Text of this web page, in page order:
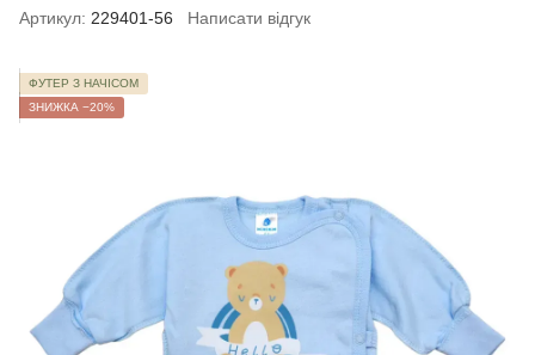
Артикул: 229401-56 Написати відгук
ФУТЕР З НАЧІСОМ
ЗНИЖКА −20%